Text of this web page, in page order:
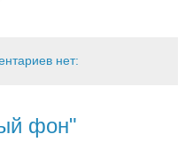
нет:
фон"